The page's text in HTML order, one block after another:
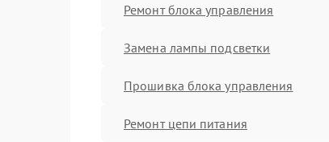
Ремонт блока управления
Замена лампы подсветки
Прошивка блока управления
Ремонт цепи питания